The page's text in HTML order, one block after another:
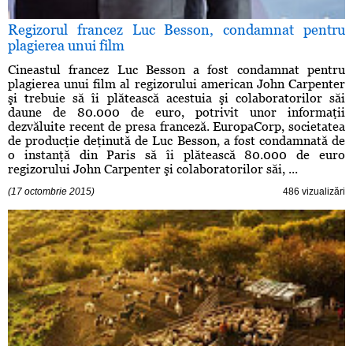
Regizorul francez Luc Besson, condamnat pentru
plagierea unui film
Cineastul francez Luc Besson a fost condamnat pentru
plagierea unui film al regizorului american John Carpenter
şi trebuie să îi plătească acestuia şi colaboratorilor săi
daune de 80.000 de euro, potrivit unor informaţii
dezvăluite recent de presa franceză. EuropaCorp, societatea
de producţie deţinută de Luc Besson, a fost condamnată de
o instanţă din Paris să îi plătească 80.000 de euro
regizorului John Carpenter şi colaboratorilor săi, ...
(17 octombrie 2015) 486 vizualizări